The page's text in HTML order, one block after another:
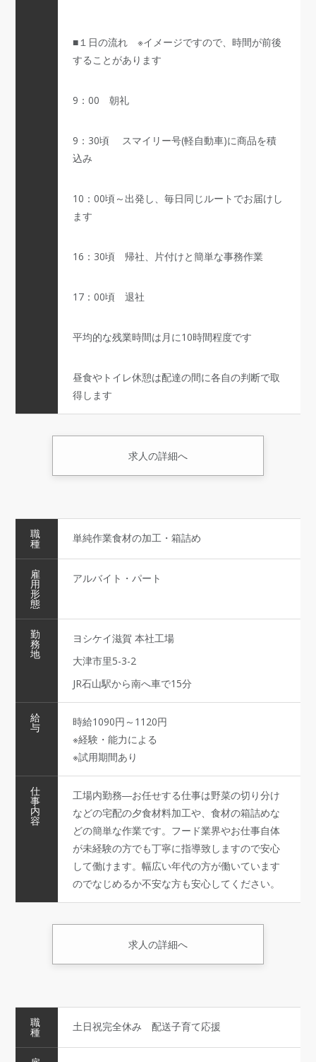
■１日の流れ ※イメージですので、時間が前後
することがあります
9：00 朝礼
9：30頃 スマイリー号(軽自動車)に商品を積
込み
10：00頃～出発し、毎日同じルートでお届けし
ます
16：30頃 帰社、片付けと簡単な事務作業
17：00頃 退社
平均的な残業時間は月に10時間程度です
昼食やトイレ休憩は配達の間に各自の判断で取
得します
求人の詳細へ
職
種 単純作業食材の加工・箱詰め
雇
用
形
態
アルバイト・パート
勤
務
地
ヨシケイ滋賀 本社工場
大津市里5-3-2
JR石山駅から南へ車で15分
給
与
時給1090円～1120円
※経験・能力による
※試用期間あり
仕
事
内
容
工場内勤務―お任せする仕事は野菜の切り分け
などの宅配の夕食材料加工や、食材の箱詰めな
どの簡単な作業です。フード業界やお仕事自体
が未経験の方でも丁寧に指導致しますので安心
して働けます。幅広い年代の方が働いています
のでなじめるか不安な方も安心してください。
求人の詳細へ
職
種 土日祝完全休み 配送子育て応援